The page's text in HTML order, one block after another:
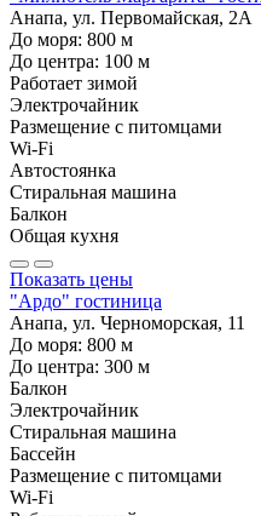
Анапа, ул. Первомайская, 2А
До моря: 800 м
До центра: 100 м
Работает зимой
Электрочайник
Размещение с питомцами
Wi-Fi
Автостоянка
Стиральная машина
Балкон
Общая кухня
Показать цены
"Ардо" гостиница
Анапа, ул. Черноморская, 11
До моря: 800 м
До центра: 300 м
Балкон
Электрочайник
Стиральная машина
Бассейн
Размещение с питомцами
Wi-Fi